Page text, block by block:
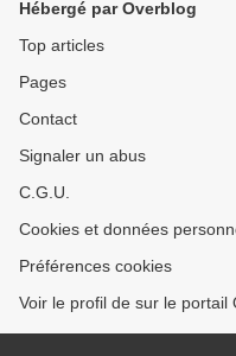
Hébergé par Overblog
Top articles
Pages
Contact
Signaler un abus
C.G.U.
Cookies et données
Préférences cookies
Voir le profil de sur le portail